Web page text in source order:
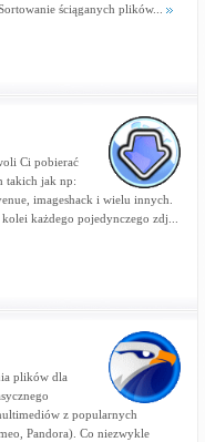
ściąganych plików...
Ci pobierać
takich jak np:
imageshack i wielu innych.
każdego pojedynczego zdj...
plików dla
z popularnych
Pandora). Co niezwykle